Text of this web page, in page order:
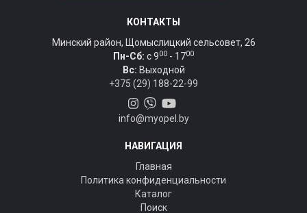
КОНТАКТЫ
Минский район, Щомыслицкий сельсовет, 26
Пн-Сб: c 900 - 1700
Вс: Выходной
+375 (29) 188-22-99
info@myopel.by
НАВИГАЦИЯ
Главная
Политика конфиденциальности
Каталог
Поиск